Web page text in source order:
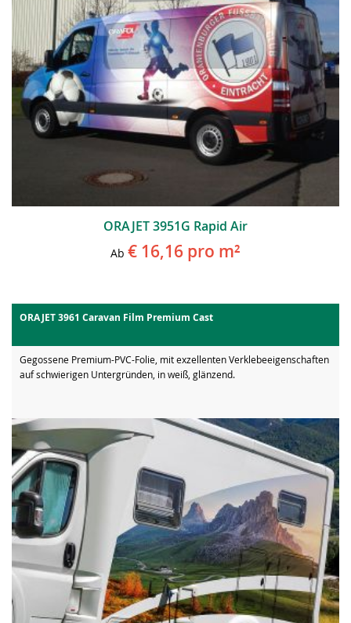
ORAJET 3951G Rapid Air
Ab € 16,16 pro m²
ORAJET 3961 Caravan Film Premium Cast
Gegossene Premium-PVC-Folie, mit exzellenten Verklebeeigenschaften
auf schwierigen Untergründen, in weiß, glänzend.